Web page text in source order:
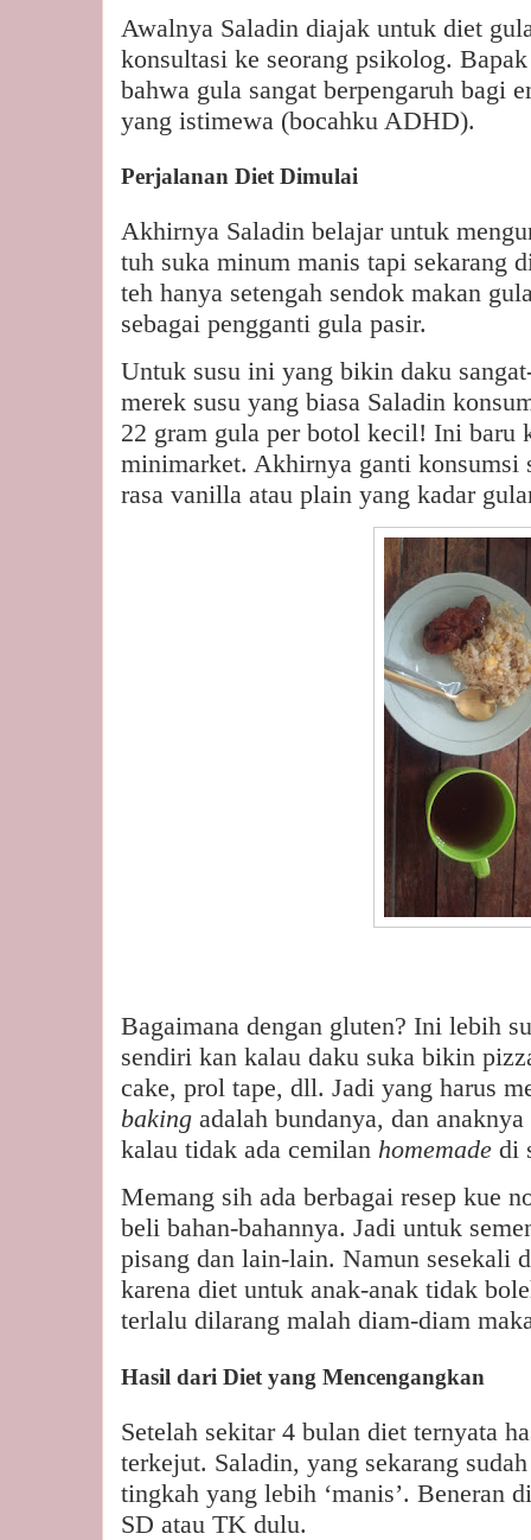
Awalnya Saladin diajak untuk diet
konsultasi ke seorang psikolog.
bahwa gula sangat berpengaruh bagi
yang istimewa (bocahku ADHD).
Perjalanan Diet Dimulai
Akhirnya Saladin belajar untuk
tuh suka minum manis tapi sekarang
teh hanya setengah sendok makan
sebagai pengganti gula pasir.
Untuk susu ini yang bikin daku
merek susu yang biasa Saladin
22 gram gula per botol kecil! Ini baru
minimarket. Akhirnya ganti konsumsi
rasa vanilla atau plain yang kadar
Bagaimana dengan gluten? Ini lebih
sendiri kan kalau daku suka bikin
cake, prol tape, dll. Jadi yang harus
baking adalah bundanya, dan
kalau tidak ada cemilan homemade di
Memang sih ada berbagai resep kue
beli bahan-bahannya. Jadi untuk
pisang dan lain-lain. Namun sesekali
karena diet untuk anak-anak tidak
terlalu dilarang malah diam-diam
Hasil dari Diet yang Mencengangkan
Setelah sekitar 4 bulan diet ternyata
terkejut. Saladin, yang sekarang
tingkah yang lebih ‘manis’. Beneran
SD atau TK dulu.